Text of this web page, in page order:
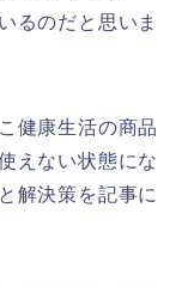
るのだと思いま
健康生活の商品
えない状態にな
解決策を記事に